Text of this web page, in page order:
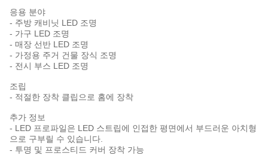
응용 분야
- 주방 캐비닛 LED 조명
- 가구 LED 조명
- 매장 선반 LED 조명
- 가정용 주거 건물 장식 조명
- 전시 부스 LED 조명
조립
- 적절한 장착 클립으로 홈에 장착
추가 정보
- LED 프로파일은 LED 스트립에 인접한 평면에서 부드러운 아치형
으로 구부릴 수 있습니다.
- 투명 및 프로스티드 커버 장착 가능